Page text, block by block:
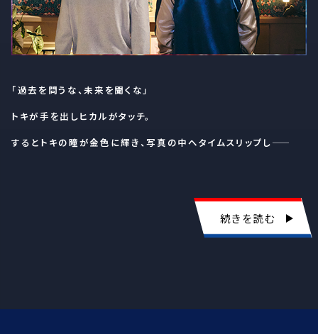
「過去を問うな、未来を聞くな」
トキが手を出しヒカルがタッチ。
するとトキの瞳が金色に輝き、写真の中へタイムスリップし――
続きを読む